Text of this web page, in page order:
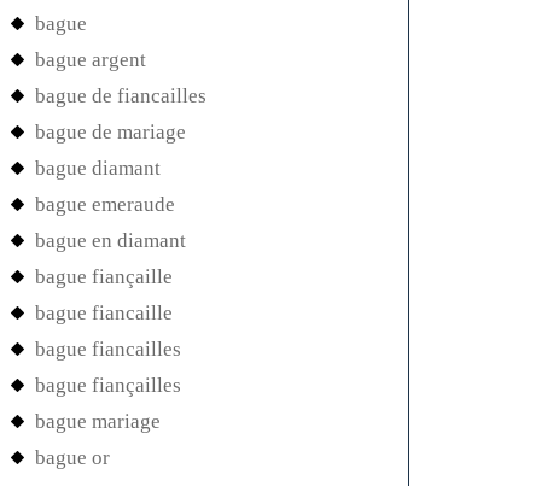
bague
bague argent
bague de fiancailles
bague de mariage
bague diamant
bague emeraude
bague en diamant
bague fiançaille
bague fiancaille
bague fiancailles
bague fiançailles
bague mariage
bague or